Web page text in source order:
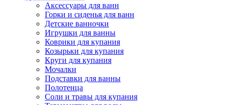
Аксессуары для ванн
Горки и сиденья для ванн
Детские ванночки
Игрушки для ванны
Коврики для купания
Козырьки для купания
Круги для купания
Мочалки
Подставки для ванны
Полотенца
Соли и травы для купания